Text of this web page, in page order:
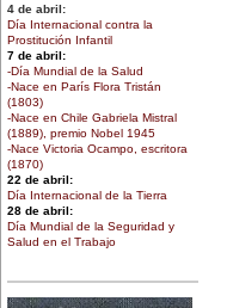
4 de abril:
Día Internacional contra la
Prostitución Infantil
7 de abril:
-Día Mundial de la Salud
-Nace en París Flora Tristán
(1803)
-Nace en Chile Gabriela Mistral
(1889), premio Nobel 1945
-Nace Victoria Ocampo, escritora
(1870)
22 de abril:
Día Internacional de la Tierra
28 de abril:
Día Mundial de la Seguridad y
Salud en el Trabajo